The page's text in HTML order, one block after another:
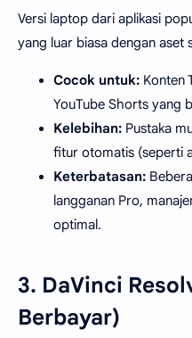
Versi laptop dari aplikasi
yang luar biasa dengan aset
Cocok untuk: Konten
YouTube Shorts yang
Kelebihan: Pustaka
fitur otomatis (seperti
Keterbatasan:
langganan Pro,
optimal.
3. DaVinci
Berbayar)